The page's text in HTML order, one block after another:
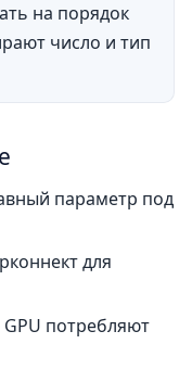
на порядок
число и тип
параметр под
для
потребляют